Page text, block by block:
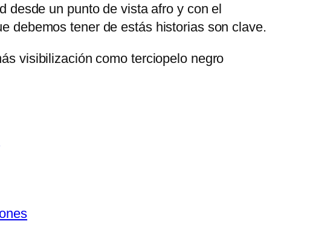
desde un punto de vista afro y con el
debemos tener de estás historias son clave.
visibilización como terciopelo negro